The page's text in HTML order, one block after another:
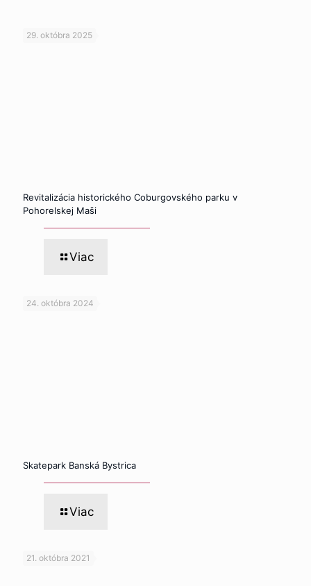
29. októbra 2025
Revitalizácia historického Coburgovského parku v
Pohorelskej Maši
Viac
24. októbra 2024
Skatepark Banská Bystrica
Viac
21. októbra 2021